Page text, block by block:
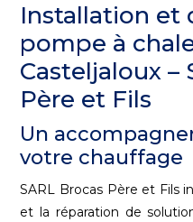
Installation et
pompe à
Casteljaloux –
Père et Fils
Un
votre chauffage
SARL Brocas Père et Fils
et la réparation de